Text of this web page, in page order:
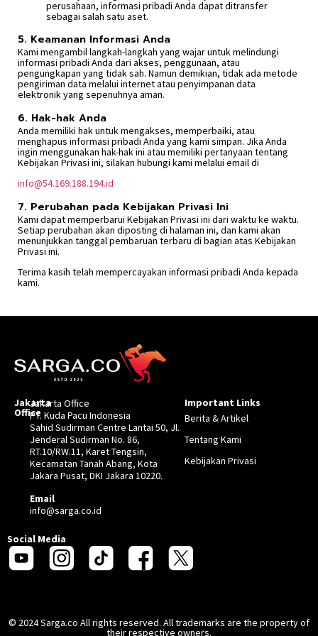
perusahaan, informasi pribadi Anda dapat ditransfer
sebagai salah satu aset.
5. Keamanan Informasi Anda
Kami mengambil langkah-langkah yang wajar untuk melindungi
informasi pribadi Anda dari akses, penggunaan, atau
pengungkapan yang tidak sah. Namun demikian, tidak ada metode
pengiriman data melalui internet atau penyimpanan data
elektronik yang sepenuhnya aman.
6. Hak-hak Anda
Anda memiliki hak untuk mengakses, memperbaiki, atau
menghapus informasi pribadi Anda yang kami simpan. Jika Anda
ingin menggunakan hak-hak ini atau memiliki pertanyaan tentang
Kebijakan Privasi ini, silakan hubungi kami melalui email di
info@54.169.188.194.id
7. Perubahan pada Kebijakan Privasi Ini
Kami dapat memperbarui Kebijakan Privasi ini dari waktu ke waktu.
Setiap perubahan akan diposting di halaman ini, dan kami akan
menunjukkan tanggal pembaruan terbaru di bagian atas Kebijakan
Privasi ini.
Terima kasih telah mempercayakan informasi pribadi Anda kepada
kami.
Jakarta
Office
Jakarta Office
PT. Kuda Pacu Indonesia
Sahid Sudirman Centre Lantai 50, Jl.
Jenderal Sudirman No. 86,
RT.10/RW.11, Karet Tengsin,
Kecamatan Tanah Abang, Kota
Jakara Pusat, DKI Jakara 10220.
Email
info@sarga.co.id
Important Links
Berita & Artikel
Tentang Kami
Kebijakan Privasi
Social Media
© 2024 Sarga.co All rights reserved. All trademarks are the property of
their respective owners.